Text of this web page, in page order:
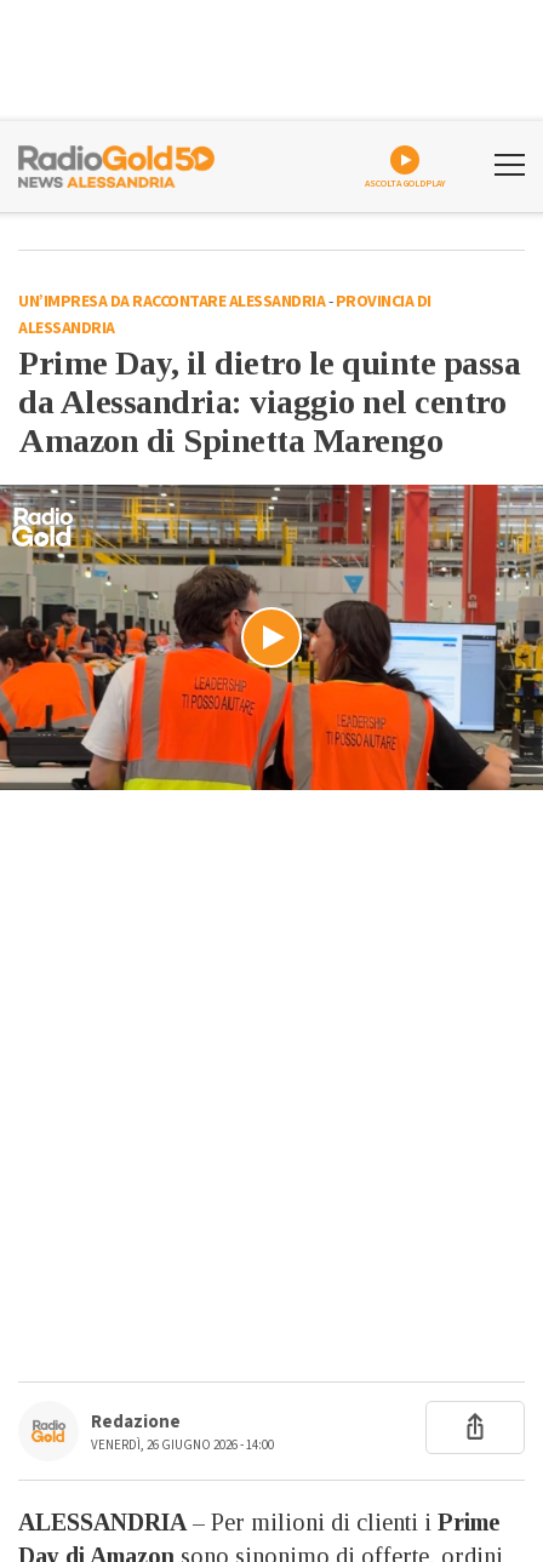
ASCOLTA GOLDPLAY
UN’IMPRESA DA RACCONTARE ALESSANDRIA-PROVINCIA DI
ALESSANDRIA
Prime Day, il dietro le quinte passa
da Alessandria: viaggio nel centro
Amazon di Spinetta Marengo
Redazione
VENERDÌ, 26 GIUGNO 2026 - 14:00
ALESSANDRIA – Per milioni di clienti i Prime
Day di Amazon sono sinonimo di offerte, ordini